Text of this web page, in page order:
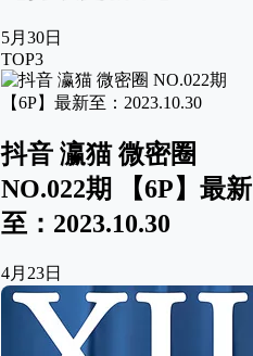
5月30日
TOP3
抖音 瀛猫 微密圈
NO.022期 【6P】最新
至：2023.10.30
4月23日